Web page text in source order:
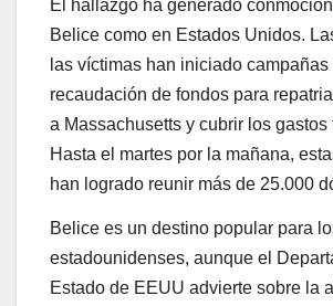
El hallazgo ha generado
Belice como en Estados Unidos.
las víctimas han iniciado campañas
recaudación de fondos para
a Massachusetts y cubrir los gastos
Hasta el martes por la mañana,
han logrado reunir más de 25.000
Belice es un destino popular para
estadounidenses, aunque el
Estado de EEUU advierte sobre la